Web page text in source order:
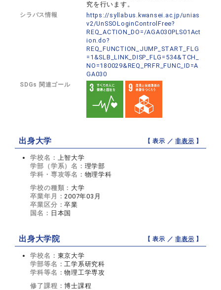
究を行います。
シラバス情報
https://syllabus.kwansei.ac.jp/unias
v2/UnSSOLoginControlFree?
REQ_ACTION_DO=/AGA030PLS01Act
ion.do?
REQ_FUNCTION_JUMP_START_FLG
=1&SLB_LINK_DISP_FLG=534&TCH_
NO=180029&REQ_PRFR_FUNC_ID=A
GA030
SDGs 関連ゴール
出身大学 【 表示 ／非表示 】
学校名： 上智大学
学部（学系）名： 理学部
学科・専攻等名： 物理学科
学校の種類： 大学
卒業年月：2007年03月
卒業区分：卒業
国名： 日本国
出身大学院 【 表示 ／非表示 】
学校名： 東京大学
学部等名：工学系研究科
学科等名：物理工学専攻
修了課程：博士課程